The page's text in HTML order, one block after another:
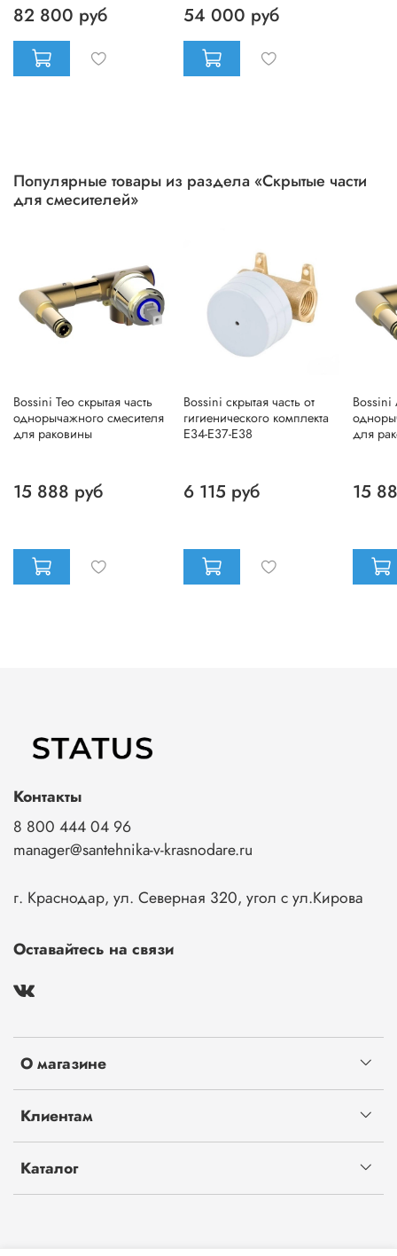
82 800 руб 54 000 руб
Популярные товары из раздела «Скрытые части
для смесителей»
Bossini Teo скрытая часть
однорычажного смесителя
для раковины
15 888 руб
Bossini скрытая часть от
гигиенического комплекта
E34-E37-E38
6 115 руб
Bossini
для
15
О магазине
Клиентам
Каталог
Контакты
8 800 444 04 96
manager@santehnika-v-krasnodare.ru
г. Краснодар, ул. Северная 320, угол с ул.Кирова
Оставайтесь на связи